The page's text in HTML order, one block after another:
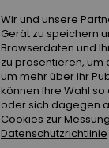
Wir und unsere
Gerät zu speichern
Browserdaten und
zu präsentieren, um
um mehr über ihr
können Ihre Wahl
oder sich dagegen
Cookies zur
Datenschutzrichtlinie